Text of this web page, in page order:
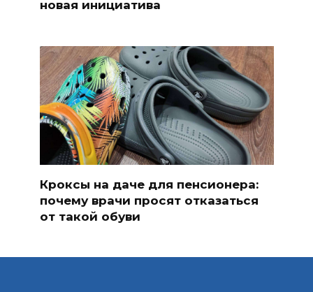
новая инициатива
Кроксы на даче для пенсионера:
почему врачи просят отказаться
от такой обуви